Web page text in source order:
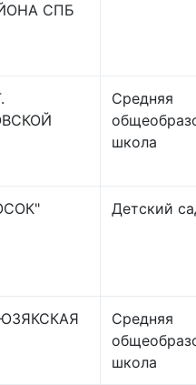
СПБ
Средняя
школа
Детский
Средняя
школа